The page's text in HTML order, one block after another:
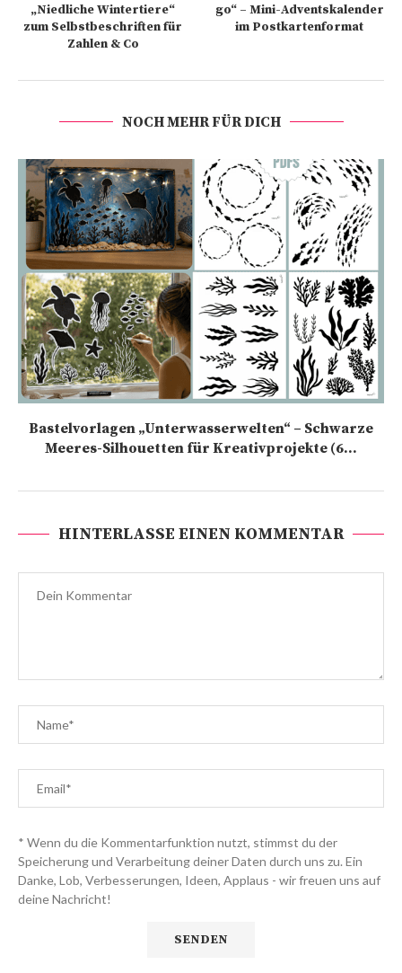
„Niedliche Wintertiere“
zum Selbstbeschriften für
Zahlen & Co
go“ – Mini-Adventskalender
im Postkartenformat
NOCH MEHR FÜR DICH
Bastelvorlagen „Unterwasserwelten“ – Schwarze
Meeres-Silhouetten für Kreativprojekte (6...
HINTERLASSE EINEN KOMMENTAR
* Wenn du die Kommentarfunktion nutzt, stimmst du der
Speicherung und Verarbeitung deiner Daten durch uns zu. Ein
Danke, Lob, Verbesserungen, Ideen, Applaus - wir freuen uns auf
deine Nachricht!